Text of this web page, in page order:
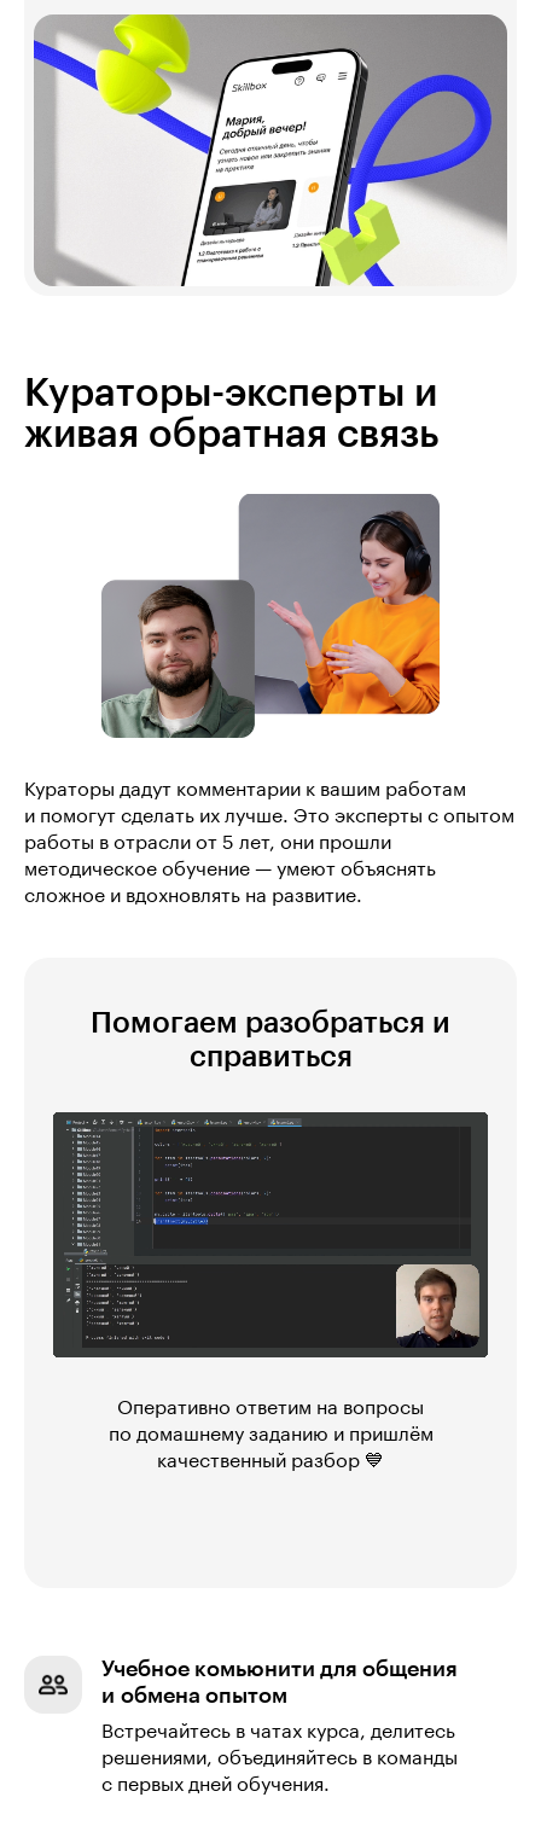
Кураторы-эксперты и
живая обратная связь
Кураторы дадут комментарии к вашим работам
и помогут сделать их лучше. Это эксперты с опытом
работы в отрасли от 5 лет, они прошли
методическое обучение — умеют объяснять
сложное и вдохновлять на развитие.
Помогаем разобраться и
справиться
Оперативно ответим на вопросы
по домашнему заданию и пришлём
качественный разбор 💙
Учебное комьюнити для общения
и обмена опытом
Встречайтесь в чатах курса, делитесь
решениями, объединяйтесь в команды
с первых дней обучения.